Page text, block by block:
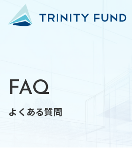
FAQ
よくある質問